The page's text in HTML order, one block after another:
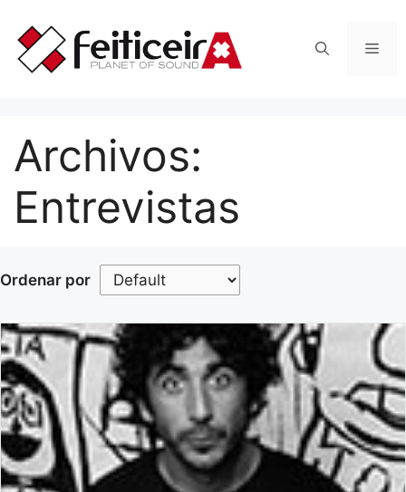
contenido
Archivos:
Entrevistas
Ordenar por